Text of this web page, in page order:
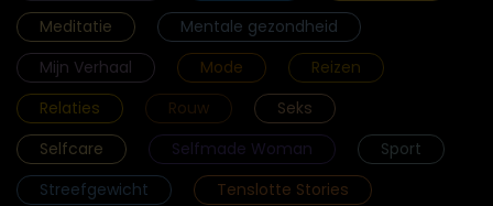
Meditatie
Mentale gezondheid
Mijn Verhaal
Mode
Reizen
Relaties
Rouw
Seks
Selfcare
Selfmade Woman
Sport
Streefgewicht
Tenslotte Stories